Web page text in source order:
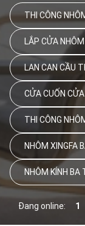
THI CÔNG
LẮP CỬA
LAN CAN CẦU
CỬA CUỐN
THI CÔNG
NHÔM XINGFA
NHÔM KÍNH BA
Đang online: 1